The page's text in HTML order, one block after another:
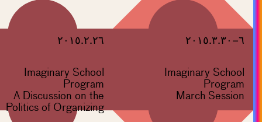
٦–٢٠١٥.٣.٣٠
Imaginary School
Program
March Session
٢٠١٥.٢.٢٦
Imaginary School
Program
A Discussion on the
Politics of Organizing